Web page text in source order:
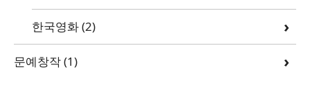
한국영화(2)
문예창작(1)